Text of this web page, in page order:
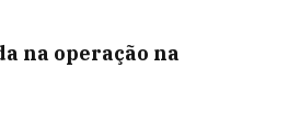
na operação na